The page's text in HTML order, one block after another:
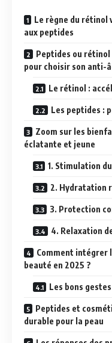
Le règne du rétinol
aux peptides
Peptides ou rétinol
pour choisir son anti-
Le rétinol :
Les peptides :
Zoom sur les
éclatante et jeune
1. Stimulation
2. Hydratation
3. Protection
4. Relaxation
Comment intégrer
beauté en 2025 ?
Les bons
Peptides et
durable pour la peau